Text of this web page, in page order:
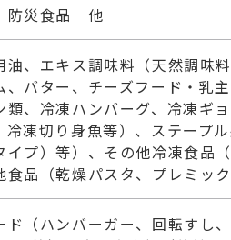
防災食品 他
油、エキス調味料（天然調味
、バター、チーズフード・乳
類、冷凍ハンバーグ、冷凍ギ
冷凍切り身魚等）、ステープ
イプ）等）、その他冷凍食品
食品（乾燥パスタ、プレミ
ド（ハンバーガー、回転すし